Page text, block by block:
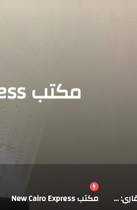
مكتب New Cairo Express
الدليل الشامل للاستثمار العقاري: لماذا تعتبر وحدات “الشمس” خيارك الأمثل؟ مكتب New Cairo Express